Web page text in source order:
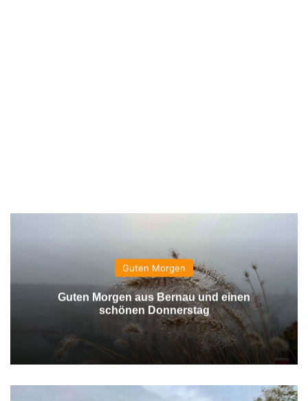
Guten Morgen
Guten Morgen aus Bernau und einen
schönen Donnerstag